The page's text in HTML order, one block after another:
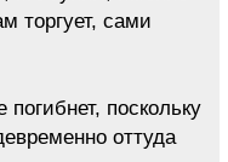
торгует, сами
поскольку
оттуда